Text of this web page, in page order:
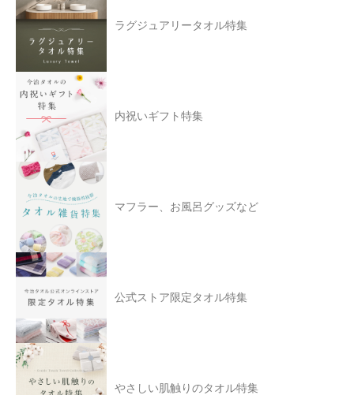
ラグジュアリータオル特集
内祝いギフト特集
マフラー、お風呂グッズなど
公式ストア限定タオル特集
やさしい肌触りのタオル特集